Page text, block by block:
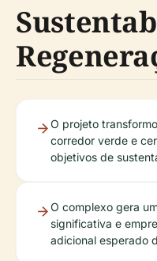
O projeto
corredor verde e
objetivos de
O complexo gera
significativa e
adicional esperado